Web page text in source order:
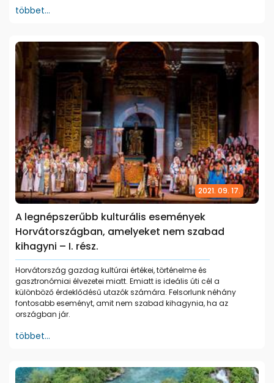
többet...
2021. 09. 17.
A legnépszerűbb kulturális események
Horvátországban, amelyeket nem szabad
kihagyni – I. rész.
Horvátország gazdag kultúrai értékei, történelme és
gasztronómiai élvezetei miatt. Emiatt is ideális úti cél a
különböző érdeklődésű utazók számára. Felsorlunk néhány
fontosabb eseményt, amit nem szabad kihagynia, ha az
országban jár.
többet...